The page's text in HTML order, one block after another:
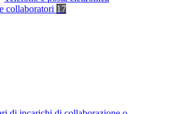
collaboratori 17